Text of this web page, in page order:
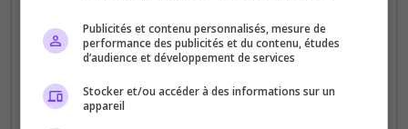
5/5
il y a 1 an
Qualité
Publicités et contenu personnalisés, mesure de
performance des publicités et du contenu, études
d’audience et développement de services
Stocker et/ou accéder à des informations sur un
appareil